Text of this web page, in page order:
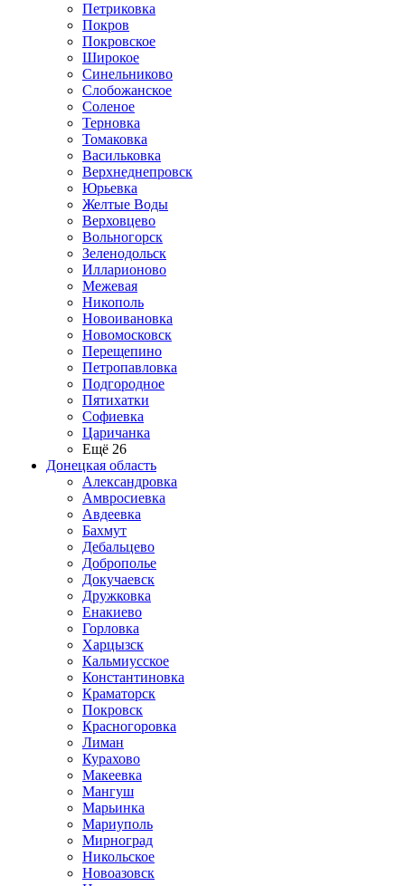
Петриковка
Покров
Покровское
Широкое
Синельниково
Слобожанское
Соленое
Терновка
Томаковка
Васильковка
Верхнеднепровск
Юрьевка
Желтые Воды
Верховцево
Вольногорск
Зеленодольск
Илларионово
Межевая
Никополь
Новоивановка
Новомосковск
Перещепино
Петропавловка
Подгородное
Пятихатки
Софиевка
Царичанка
Ещё 26
Донецкая область
Александровка
Амвросиевка
Авдеевка
Бахмут
Дебальцево
Доброполье
Докучаевск
Дружковка
Енакиево
Горловка
Харцызск
Кальмиусское
Константиновка
Краматорск
Покровск
Красногоровка
Лиман
Курахово
Макеевка
Мангуш
Марьинка
Мариуполь
Мирноград
Никольское
Новоазовск